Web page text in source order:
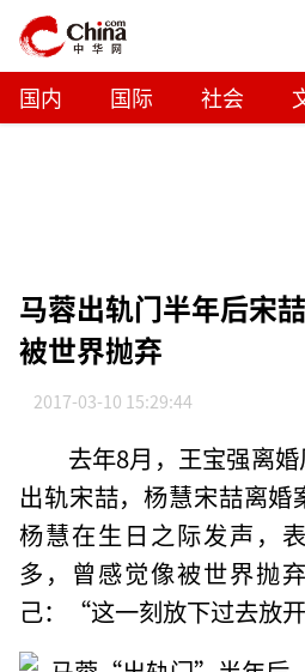
国内 国际 社会
马蓉出轨门半年后宋
被世界抛弃
2017-03-10 15:29:44
去年8月，王宝强离
出轨宋喆，杨慧宋喆离婚
杨慧在生日之际发声，
多，曾感觉像被世界抛
己：“这一刻放下过去放